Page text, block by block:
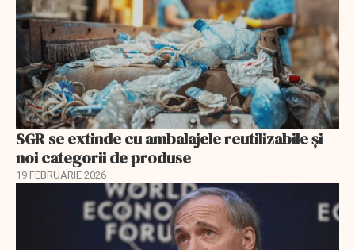
SGR se extinde cu ambalajele reutilizabile și
noi categorii de produse
19 FEBRUARIE 2026